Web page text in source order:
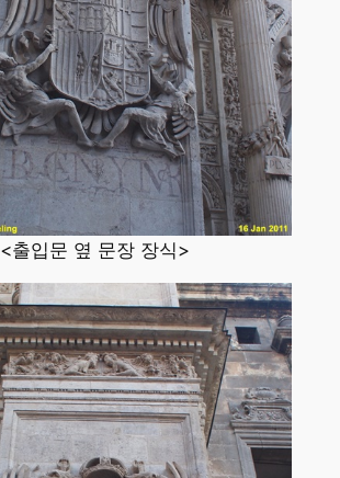
<출입문 옆 문장 장식>